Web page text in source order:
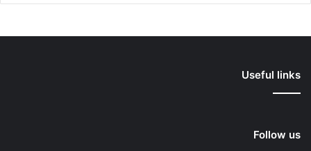
Useful links
Follow us